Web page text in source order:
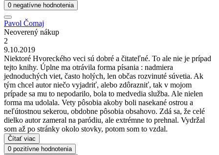
0 negatívne hodnotenia
Pavol Čomaj
Neoverený nákup
2
9.10.2019
Niektoré Hvoreckého veci sú dobré a čitateľné. To ale nie je prípad
tejto knihy. Úplne ma otrávila forma písania : nadmiera
jednoduchých viet, často holých, len občas rozvinuté súvetia. Ak
tým chcel autor niečo vyjadriť, alebo zdôrazniť, tak v mojom
prípade sa mu to nepodarilo, bola to medvedia služba. Ale nielen
forma ma udolala. Vety pôsobia akoby boli nasekané ostrou a
neľútostnou sekerou, obdobne pôsobia obsahovo. Zdá sa, že celé
dielko autor zameral na paródiu, ale extrémne to prehnal. Vydržal
som až po stránky okolo stovky, potom som to vzdal.
Čítať viac
0 pozitívne hodnotenia